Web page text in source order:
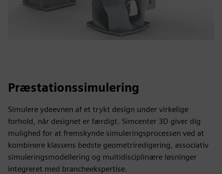
Præstationssimulering
Simulere ydeevnen af et trykt design under virkelige
forhold, når designet er færdigt. Simcenter 3D giver dig
mulighed for at fremskynde simuleringsprocessen ved at
kombinere klassens bedste geometriredigering, associativ
simuleringsmodellering og multidisciplinære løsninger
integreret med brancheekspertise.